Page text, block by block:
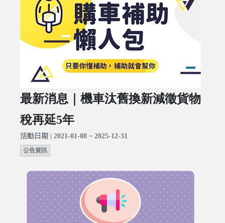
最新消息｜機車汰舊換新減徵貨物
稅再延5年
活動日期 | 2021-01-08 ~ 2025-12-31
公告資訊